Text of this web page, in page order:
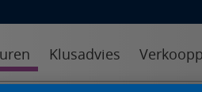
Klusadvies